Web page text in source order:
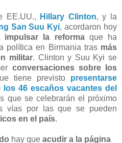
EE.UU., Hillary Clinton, y la
San Suu Kyi, acordaron hoy
impulsar la reformaque ha
política en Birmania tras más
militar. Clinton y Suu Kyi se
conversaciones sobre los
tiene previsto presentarse
46 escaños vacantes del
que se celebrarán el próximo
vías por las que se pueden
en el país.
hay que acudir a la página